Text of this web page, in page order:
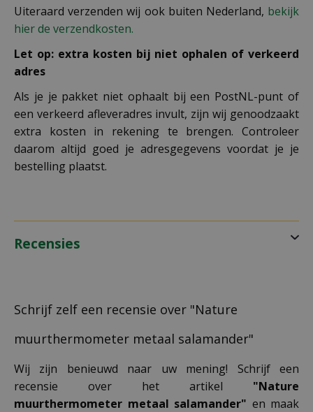
Uiteraard verzenden wij ook buiten Nederland, bekijk
hier de verzendkosten.
Let op: extra kosten bij niet ophalen of verkeerd
adres
Als je je pakket niet ophaalt bij een PostNL-punt of
een verkeerd afleveradres invult, zijn wij genoodzaakt
extra kosten in rekening te brengen. Controleer
daarom altijd goed je adresgegevens voordat je je
bestelling plaatst.
Recensies
Schrijf zelf een recensie over "Nature
muurthermometer metaal salamander"
Wij zijn benieuwd naar uw mening! Schrijf een
recensie over het artikel "Nature
muurthermometer metaal salamander" en maak